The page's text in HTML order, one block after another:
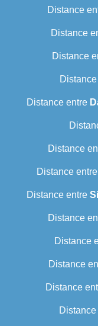
Distance
Distance
Distance
Distance entre
Distance
Distance entre
Distance entre
Distance
Distance
Distance
Distance